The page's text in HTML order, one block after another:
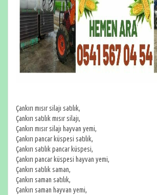
Çankırı mısır silajı satılık,
Çankırı satılık mısır silajı,
Çankırı mısır silajı hayvan yemi,
Çankırı pancar küspesi satılık,
Çankırı satılık pancar küspesi,
Çankırı pancar küspesi hayvan yemi,
Çankırı satılık saman,
Çankırı saman satılık,
Çankırı saman hayvan yemi,